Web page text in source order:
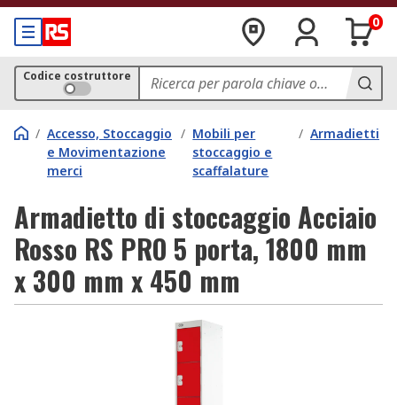
0
Codice costruttore
/ Accesso, Stoccaggio
e Movimentazione
merci
/ Mobili per
stoccaggio e
scaffalature
/ Armadietti
Armadietto di stoccaggio Acciaio
Rosso RS PRO 5 porta, 1800 mm
x 300 mm x 450 mm